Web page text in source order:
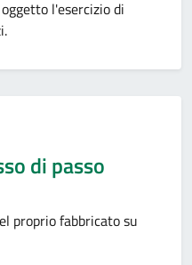
l'esercizio di
di passo
proprio fabbricato su